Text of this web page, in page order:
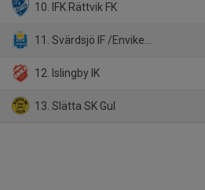
10. IFK Rättvik FK
11. Svärdsjö IF /Envikens IF/Sundborns GoIF
12. Islingby IK
13. Slätta SK Gul